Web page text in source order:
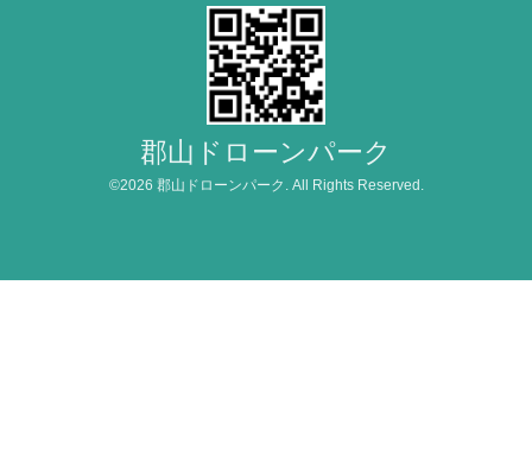
郡山ドローンパーク
©2026 郡山ドローンパーク . All Rights Reserved.